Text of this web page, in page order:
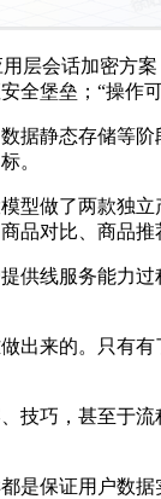
会话加密方案
全堡垒；“操作
静态存储等阶
。
做了两款独立
品对比、商品
线服务能力过
来的。只有有
巧，甚至于流
保证用户数据